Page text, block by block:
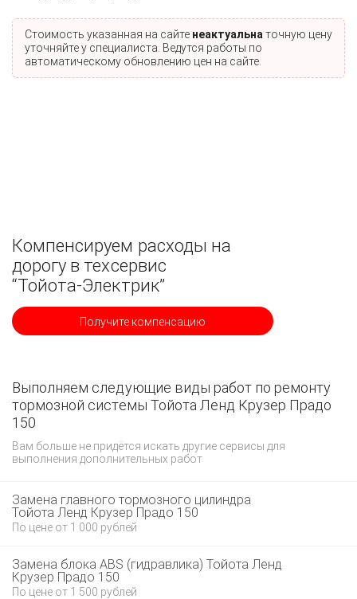
Стоимость указанная на сайте неактуальна точную цену
уточняйте у специалиста. Ведутся работы по
автоматическому обновлению цен на сайте.
Компенсируем расходы на
дорогу в техсервис
“Тойота-Электрик”
Получите компенсацию
Выполняем следующие виды работ по ремонту
тормозной системы Тойота Ленд Крузер Прадо
150
Вам больше не придётся искать другие сервисы для
выполнения дополнительных работ
Замена главного тормозного цилиндра
Тойота Ленд Крузер Прадо 150
По цене от 1 000 рублей
Замена блока ABS (гидравлика) Тойота Ленд
Крузер Прадо 150
По цене от 1 500 рублей